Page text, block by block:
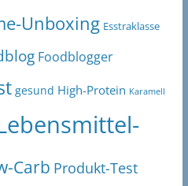
Unboxing Esstraklasse
Foodblogger
gesund High-Protein Karamell
Carb Produkt-Test